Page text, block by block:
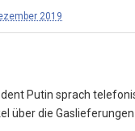
2019
Putin sprach
über die Gaslieferungen